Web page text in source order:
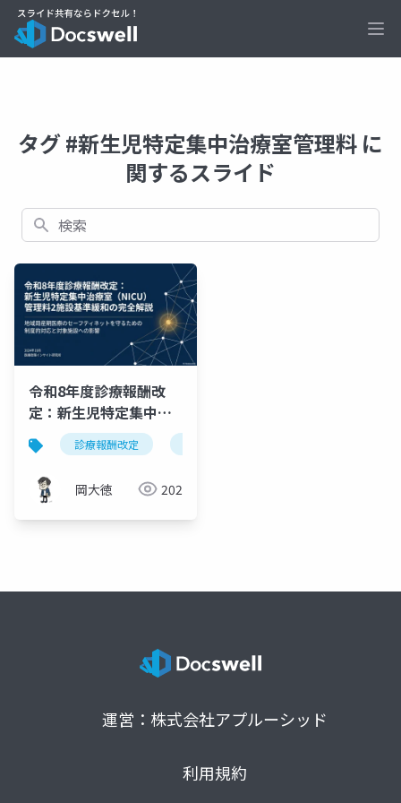
タグ #新生児特定集中治療室管理料 に
関するスライド
検索
令和8年度診療報酬改
定：新生児特定集中治
療室（NICU）管理料2
施設基準緩和の完全解
説
診療報酬改定
岡大徳 202
運営：株式会社アプルーシッド
利用規約